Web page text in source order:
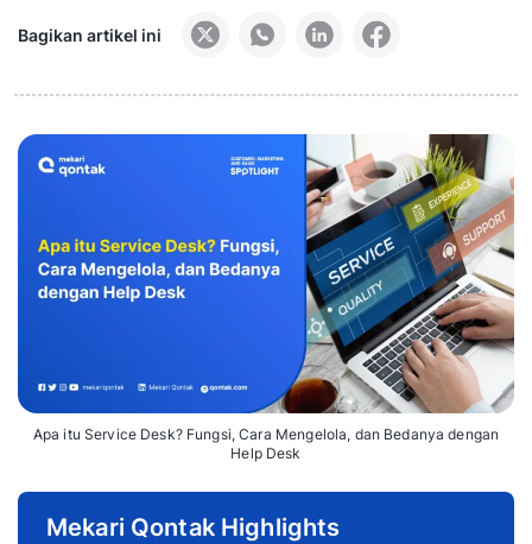
Bagikan artikel ini
Apa itu Service Desk? Fungsi, Cara Mengelola, dan Bedanya dengan
Help Desk
Mekari Qontak Highlights